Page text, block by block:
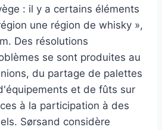
: il y a certains éléments
une région de whisky »,
Des résolutions
se sont produites au
du partage de palettes
et de fûts sur
à la participation à des
Sørsand considère